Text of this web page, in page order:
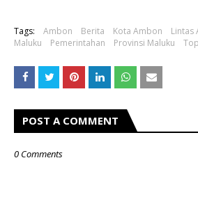
Tags: Ambon Berita Kota Ambon Lintas
Maluku
Pemerintahan Provinsi Maluku
POST A COMMENT
0 Comments